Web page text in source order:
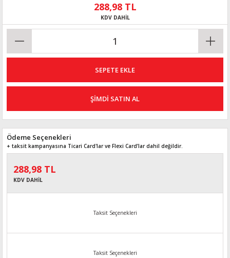
288,98 TL
KDV DAHİL
SEPETE EKLE
ŞİMDİ SATIN AL
Ödeme Seçenekleri
+ taksit kampanyasına Ticari Card'lar ve Flexi Card’lar dahil değildir.
288,98 TL
KDV DAHİL
Taksit Seçenekleri
Taksit Seçenekleri